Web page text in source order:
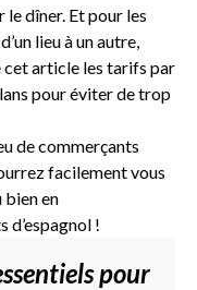
dîner. Et pour les
lieu à un autre,
cet article les tarifs par
pour éviter de trop
de commerçants
facilement vous
bien en
d’espagnol !
pour